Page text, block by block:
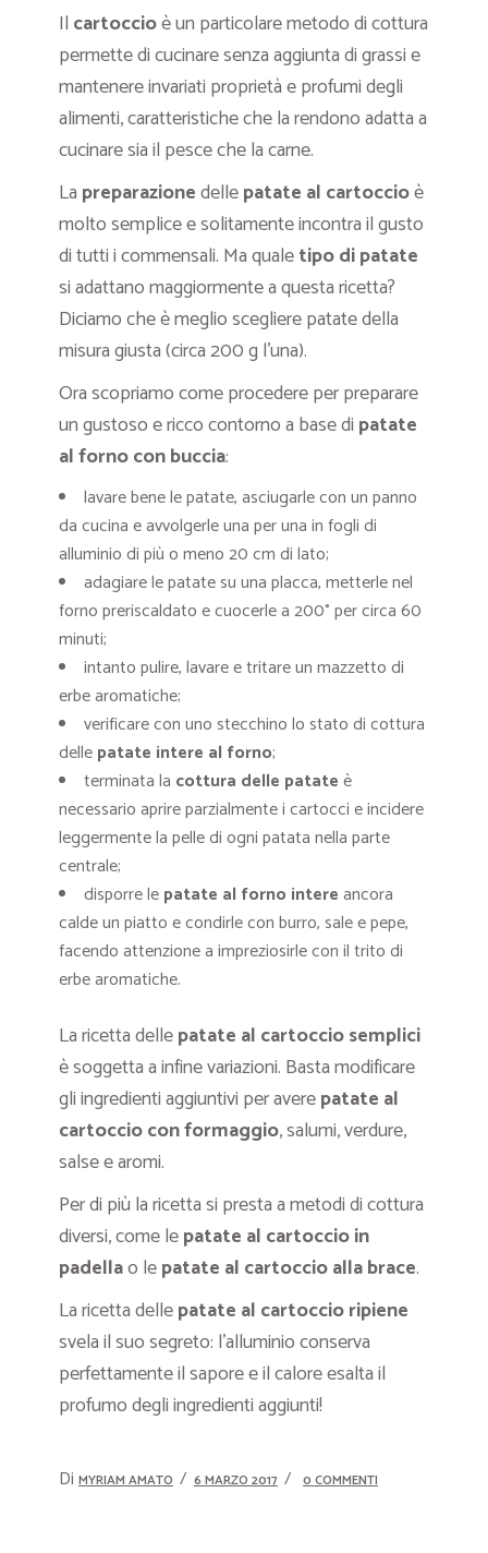
Il cartoccioè un particolare metodo di cottura
permette di cucinare senza aggiunta di grassi e
mantenere invariati proprietà e profumi degli
alimenti, caratteristiche che la rendono adatta a
cucinare sia il pesce che la carne.
La preparazionedellepatate al cartoccioè
molto semplice e solitamente incontra il gusto
di tutti i commensali. Ma qualetipo di patate
si adattano maggiormente a questa ricetta?
Diciamo che è meglio scegliere patate della
misura giusta (circa 200 g l’una).
Ora scopriamo come procedere per preparare
un gustoso e ricco contorno a base di patate
al forno con buccia:
lavare bene le patate, asciugarle con un panno
da cucina e avvolgerle una per una in fogli di
alluminio di più o meno 20 cm di lato;
adagiare le patate su una placca, metterle nel
forno preriscaldato e cuocerle a 200° per circa 60
minuti;
intanto pulire, lavare e tritare un mazzetto di
erbe aromatiche;
verificare con uno stecchino lo stato di cottura
dellepatate intere al forno;
terminata la cottura delle patateè
necessario aprire parzialmente i cartocci e incidere
leggermente la pelle di ogni patata nella parte
centrale;
disporre lepatate al forno intereancora
calde un piatto e condirle con burro, sale e pepe,
facendo attenzione a impreziosirle con il trito di
erbe aromatiche.
La ricetta dellepatate al cartoccio semplici
è soggetta a infine variazioni. Basta modificare
gli ingredienti aggiuntivi per averepatate al
cartoccio con formaggio, salumi, verdure,
salse e aromi.
Per di più la ricetta si presta a metodi di cottura
diversi, come lepatate al cartoccio in
padellao lepatate al cartoccio alla brace.
La ricetta dellepatate al cartoccio ripiene
svela il suo segreto: l’alluminio conserva
perfettamente il sapore e il calore esalta il
profumo degli ingredienti aggiunti!
Di MYRIAM AMATO 6 MARZO 2017 0 COMMENTI